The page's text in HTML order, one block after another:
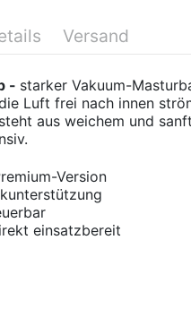
Versand
- starker Vakuum-
Luft frei nach innen
aus weichem und
.
Version
einsatzbereit